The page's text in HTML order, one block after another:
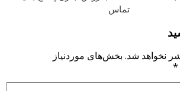
تماس
نخواهد شد. بخش‌های موردنیاز
*